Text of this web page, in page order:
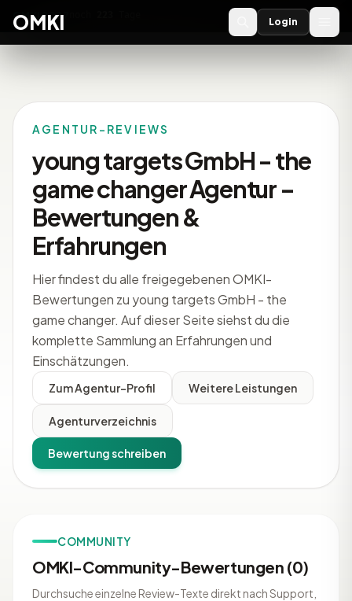
OMKI 2027
OMKI Login
AGENTUR-REVIEWS
young targets GmbH - the
game changer Agentur –
Bewertungen &
Erfahrungen
Hier findest du alle freigegebenen OMKI-
Bewertungen zu young targets GmbH - the
game changer. Auf dieser Seite siehst du die
komplette Sammlung an Erfahrungen und
Einschätzungen.
Zum Agentur-Profil Weitere Leistungen
Agenturverzeichnis
Bewertung schreiben
COMMUNITY
OMKI-Community-Bewertungen (0)
Durchsuche einzelne Review-Texte direkt nach Support,